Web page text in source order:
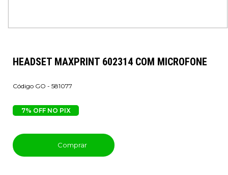
HEADSET MAXPRINT 602314 COM MICROFONE
GO - 581077
7% OFF NO PIX
Comprar